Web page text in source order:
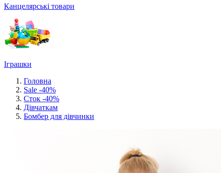
Канцелярські товари
Іграшки
Головна
Sale -40%
Сток -40%
Дівчаткам
Бомбер для дівчинки